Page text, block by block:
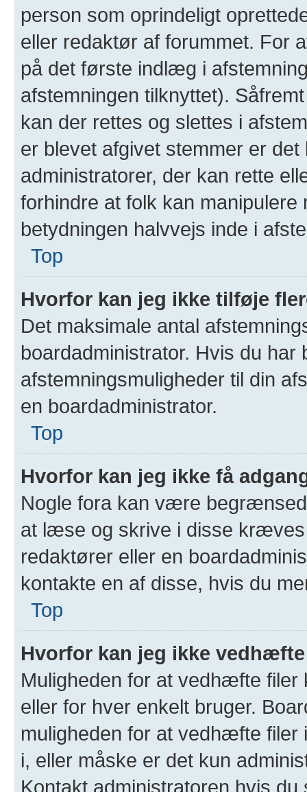
person som oprindeligt
eller redaktør af forummet. For
på det første indlæg i
afstemningen tilknyttet).
kan der rettes og slettes i
er blevet afgivet stemmer er
administratorer, der kan rette
forhindre at folk kan
betydningen halvvejs inde i
Top
Hvorfor kan jeg ikke tilføje
Det maksimale antal
boardadministrator. Hvis du har
afstemningsmuligheder til din
en boardadministrator.
Top
Hvorfor kan jeg ikke få
Nogle fora kan være
at læse og skrive i disse kræves
redaktører eller en
kontakte en af disse, hvis du
Top
Hvorfor kan jeg ikke
Muligheden for at vedhæfte filer
eller for hver enkelt bruger.
muligheden for at vedhæfte
i, eller måske er det kun
Kontakt administratoren hvis